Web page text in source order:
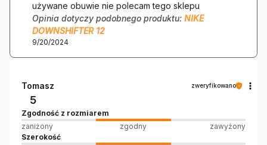
używane obuwie nie polecam tego sklepu
Opinia dotyczy podobnego produktu: NIKE
DOWNSHIFTER 12
9/20/2024
Tomasz zweryfikowano
5
Zgodność z rozmiarem
zaniżony
zgodny
zawyżony
Szerokość